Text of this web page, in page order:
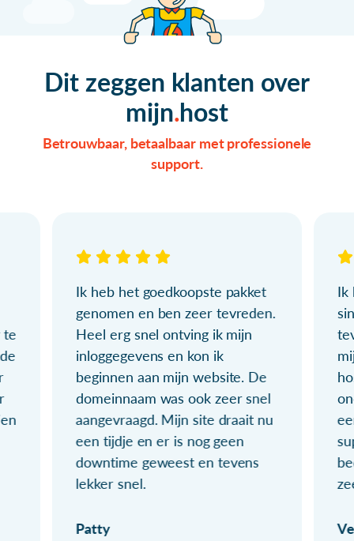
Dit zeggen klanten over
mijn host
Betrouwbaar, betaalbaar met professionele
support.
te
Ik heb het goedkoopste pakket
genomen en ben zeer tevreden.
Heel erg snel ontving ik mijn
inloggegevens en kon ik
beginnen aan mijn website. De
domeinnaam was ook zeer snel
aangevraagd. Mijn site draait nu
een tijdje en er is nog geen
downtime geweest en tevens
lekker snel.
Patty
Ik